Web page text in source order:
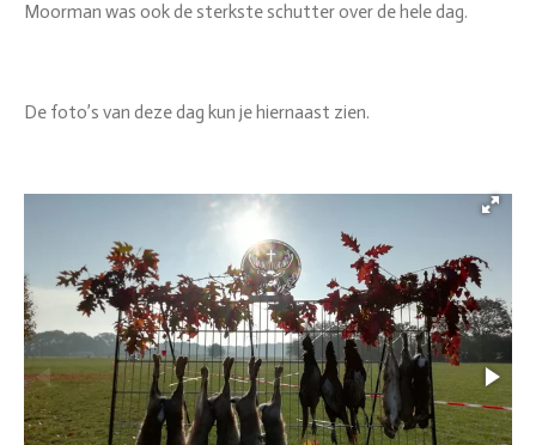
Moorman was ook de sterkste schutter over de hele dag.
De foto’s van deze dag kun je hiernaast zien.